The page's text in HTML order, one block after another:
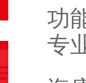
功
专